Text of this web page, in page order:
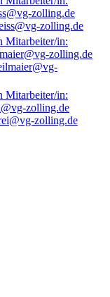
zolling.de
zolling.de